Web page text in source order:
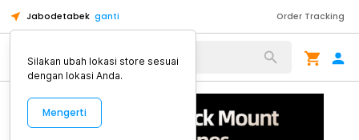
Jabodetabek ganti Order Tracking
Alat Kopi
Silakan ubah lokasi store sesuai
dengan lokasi Anda.
Mengerti